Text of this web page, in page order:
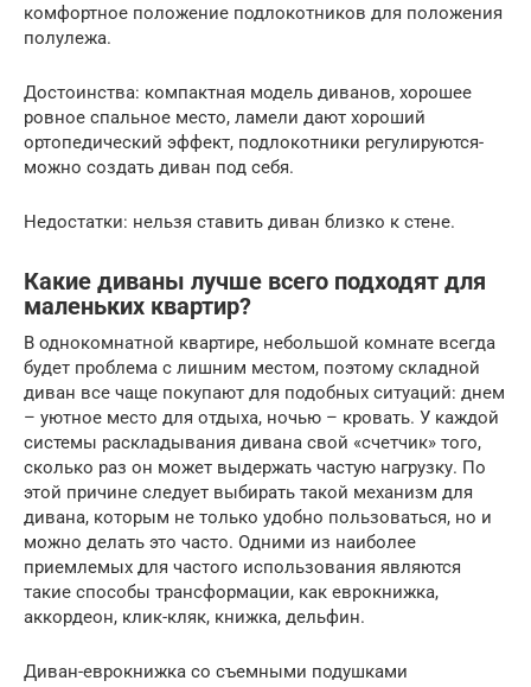
комфортное положение подлокотников для положения
полулежа.
Достоинства: компактная модель диванов, хорошее
ровное спальное место, ламели дают хороший
ортопедический эффект, подлокотники регулируются-
можно создать диван под себя.
Недостатки: нельзя ставить диван близко к стене.
Какие диваны лучше всего подходят для
маленьких квартир?
В однокомнатной квартире, небольшой комнате всегда
будет проблема с лишним местом, поэтому складной
диван все чаще покупают для подобных ситуаций: днем
– уютное место для отдыха, ночью – кровать. У каждой
системы раскладывания дивана свой «счетчик» того,
сколько раз он может выдержать частую нагрузку. По
этой причине следует выбирать такой механизм для
дивана, которым не только удобно пользоваться, но и
можно делать это часто. Одними из наиболее
приемлемых для частого использования являются
такие способы трансформации, как еврокнижка,
аккордеон, клик-кляк, книжка, дельфин.
Диван-еврокнижка со съемными подушками